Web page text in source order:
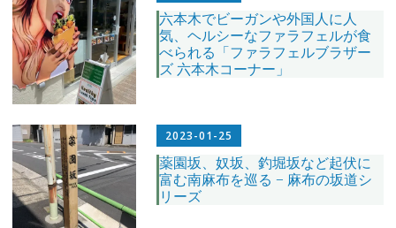
六本木でビーガンや外国人に人
気、ヘルシーなファラフェルが食
べられる「ファラフェルブラザー
ズ 六本木コーナー」
2023-01-25
薬園坂、奴坂、釣堀坂など起伏に
富む南麻布を巡る − 麻布の坂道シ
リーズ